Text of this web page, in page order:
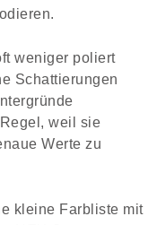
weniger poliert
Schattierungen
weil sie
Werte zu
kleine Farbliste mit